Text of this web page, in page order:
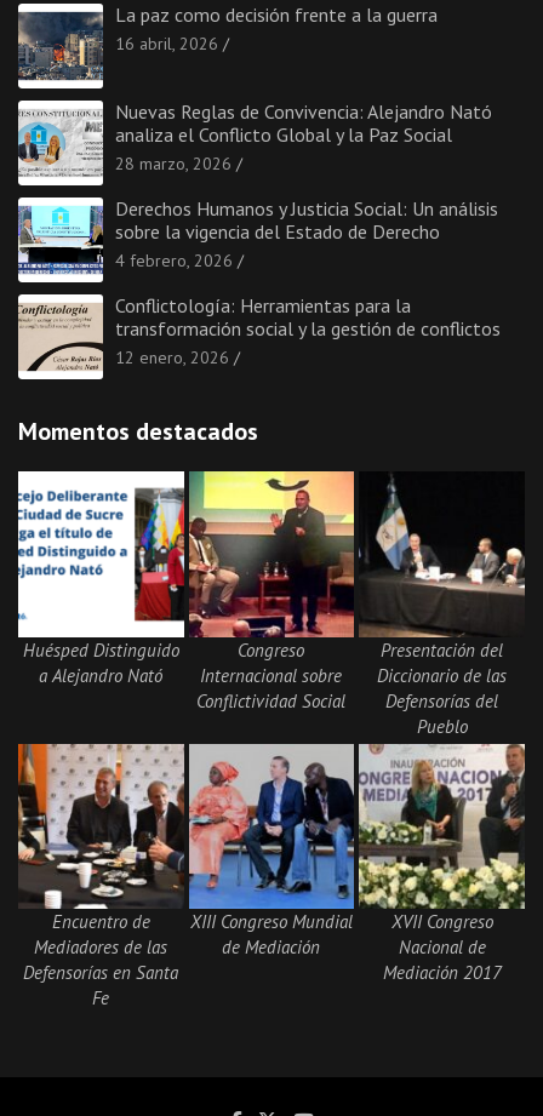
La paz como decisión frente a la guerra
16 abril, 2026
Nuevas Reglas de Convivencia: Alejandro Nató
analiza el Conflicto Global y la Paz Social
28 marzo, 2026
Derechos Humanos y Justicia Social: Un análisis
sobre la vigencia del Estado de Derecho
4 febrero, 2026
Conflictología: Herramientas para la
transformación social y la gestión de conflictos
12 enero, 2026
Momentos destacados
Huésped Distinguido
a Alejandro Nató
Congreso
Internacional sobre
Conflictividad Social
Presentación del
Diccionario de las
Defensorías del
Pueblo
Encuentro de
Mediadores de las
Defensorías en Santa
Fe
XIII Congreso Mundial
de Mediación
XVII Congreso
Nacional de
Mediación 2017